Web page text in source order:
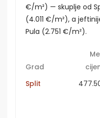
€/m²) — skuplje od
(4.011 €/m²), a
Pula (2.751 €/m²).
Grad
Split